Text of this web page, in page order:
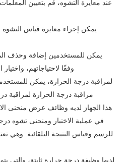
وفقًا لاحتياجاتهم،
مراقبة درجة الحرارة لمراقبة
في عملية الاختبار ومنحنى تشوه
للرسم وقياس النتيجة التلقائية. وهي